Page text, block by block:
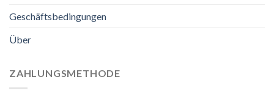
Geschäftsbedingungen
Über
ZAHLUNGSMETHODE